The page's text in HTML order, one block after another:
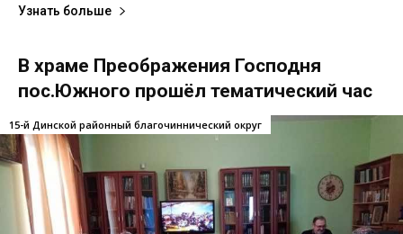
Узнать больше
В храме Преображения Господня
пос.Южного прошёл тематический час
15-й Динской районный благочиннический округ